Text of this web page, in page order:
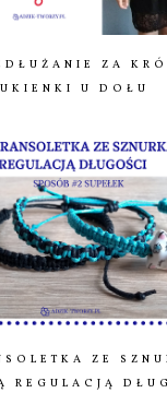
ZA
U DOŁU
ZE
REGULACJĄ